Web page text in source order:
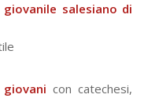
salesiano di
con catechesi,